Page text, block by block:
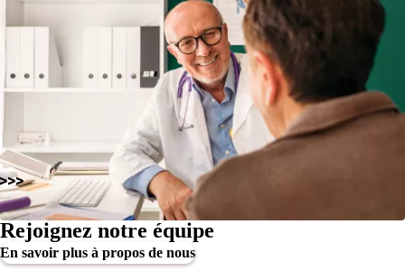
En savoir plus à propos de nous
Rejoignez notre équipe